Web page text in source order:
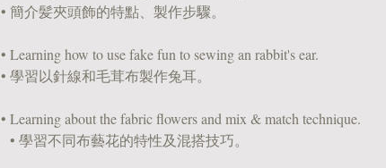
• 簡介髪夾頭飾的特點、製作步驟。
• Learning how to use fake fun to sewing an rabbit's ear.
• 學習以針線和毛茸布製作兔耳。
• Learning about the fabric flowers and mix & match technique.
• 學習不同布藝花的特性及混搭技巧。